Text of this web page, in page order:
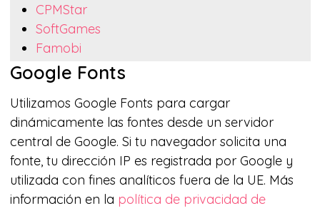
CPMStar
SoftGames
Famobi
GameZop
SpilGames
FreeWorldGroup
Cool Games
GamePix
CloudGames
4J
Inlogic
Google Fonts
Utilizamos Google Fonts para cargar
dinámicamente las fontes desde un servidor
central de Google. Si tu navegador solicita una
fonte, tu dirección IP es registrada por Google y
utilizada con fines analíticos fuera de la UE. Más
información en la política de privacidad de